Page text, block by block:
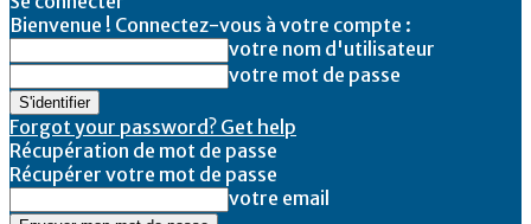
Bienvenue ! Connectez-vous à votre compte :
votre nom d'utilisateur
votre mot de passe
Forgot your password? Get help
Récupération de mot de passe
Récupérer votre mot de passe
votre email